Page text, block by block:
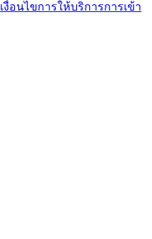
เงื่อนไขการให้บริการการเข้า